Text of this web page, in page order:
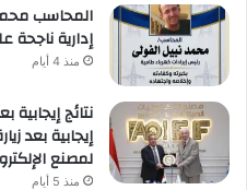
المحاسب
إدارية ناجحة
منذ 4 أيام
نتائج إيجابية
إيجابية بعد
لمصنع
منذ 5 أيام